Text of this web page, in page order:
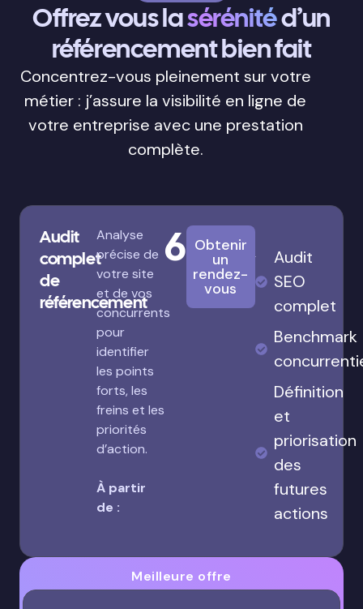
Offrez vous lasérénitéd’un
référencement bien fait
Concentrez-vous pleinement sur votre
métier : j’assure la visibilité en ligne de
votre entreprise avec une prestation
complète.
Audit
complet
de
référencement
Analyse
précise de
votre site
et de vos
concurrents
pour
identifier
les points
forts, les
freins et les
priorités
d’action.
À partir
de :
680€
Obtenir
un
rendez-
vous
Audit
SEO
complet
Benchmark
Définition
et
priorisation
des
futures
actions
Meilleure offre